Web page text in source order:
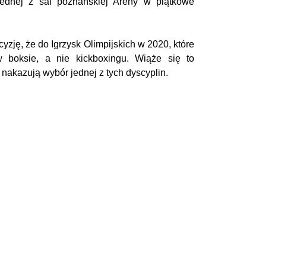
że do Igrzysk Olimpijskich w 2020, które
boksie, a nie kickboxingu. Wiąże się to
wybór jednej z tych dyscyplin.